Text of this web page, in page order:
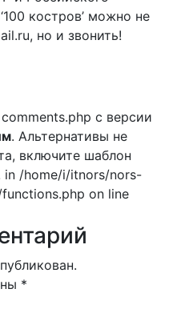
костров’ можно не
но и звонить!
с версии
. Альтернативы не
включите шаблон
in /home/i/itnors/nors-
on line
*